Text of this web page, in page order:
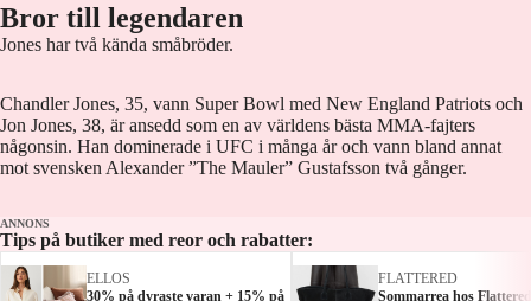
Bror till legendaren
Jones har två kända småbröder.
Chandler Jones, 35, vann Super Bowl med New England Patriots och
Jon Jones, 38, är ansedd som en av världens bästa MMA-fajters
någonsin. Han dominerade i UFC i många år och vann bland annat
mot svensken Alexander ”The Mauler” Gustafsson två gånger.
ANNONS
Tips på butiker med reor och rabatter:
ELLOS
30% på dyraste varan + 15% på
FLATTERED
Sommarrea hos